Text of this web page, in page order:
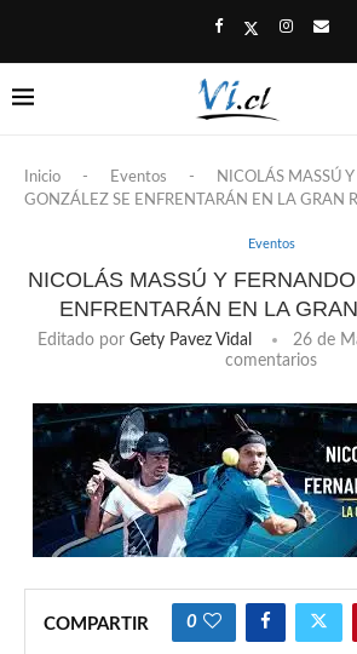
Inicio - Eventos -
NICOLÁS MASSÚ
GONZÁLEZ SE ENFRENTARÁN EN LA GRAN
Eventos
NICOLÁS MASSÚ Y
ENFRENTARÁN EN LA
Editado por Gety Pavez Vidal 26 de
comentarios
COMPARTIR 0